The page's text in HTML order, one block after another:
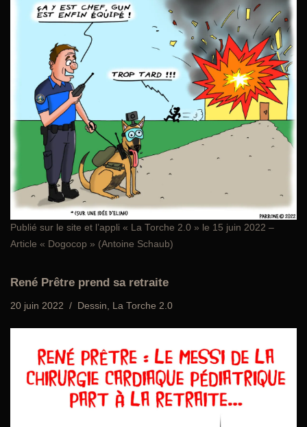
Publié sur le site et l’appli « La Torche 2.0 » le 15 juin 2022 –
Article « Dogocop » (Antoine Schaub)
René Prêtre prend sa retraite
20 juin 2022 Dessin La Torche 2.0